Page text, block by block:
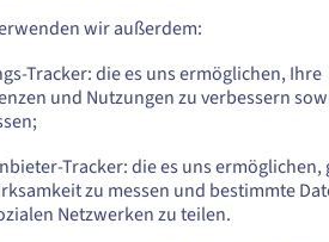
basiert auf
gehostet werden, das
Das
Funktionen
und CTO von Share.P.
USD - $
bleiben
wir außerdem:
Tracker: die es uns ermöglichen, Ihre
und Nutzungen zu verbessern
Tracker: die es uns ermöglichen,
zu messen und bestimmte
Netzwerken zu teilen.